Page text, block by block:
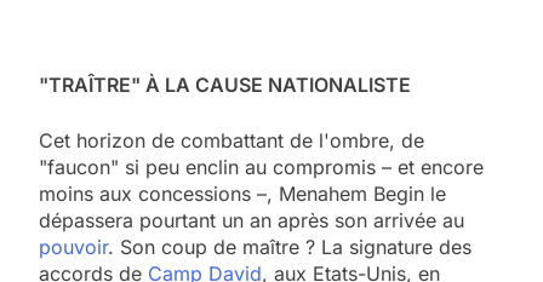
"TRAÎTRE" À LA CAUSE NATIONALISTE
Cet horizon de combattant de l'ombre, de
"faucon" si peu enclin au compromis – et encore
moins aux concessions –, Menahem Begin le
dépassera pourtant un an après son arrivée au
pouvoir. Son coup de maître ? La signature des
accords de Camp David, aux Etats-Unis, en